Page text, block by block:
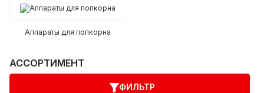
Аппараты для попкорна
АССОРТИМЕНТ
ФИЛЬТР